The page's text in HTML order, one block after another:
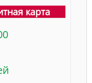
карта